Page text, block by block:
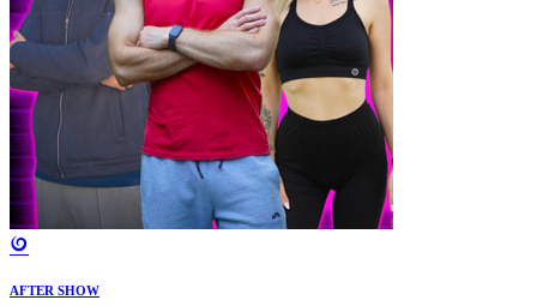
AFTER SHOW